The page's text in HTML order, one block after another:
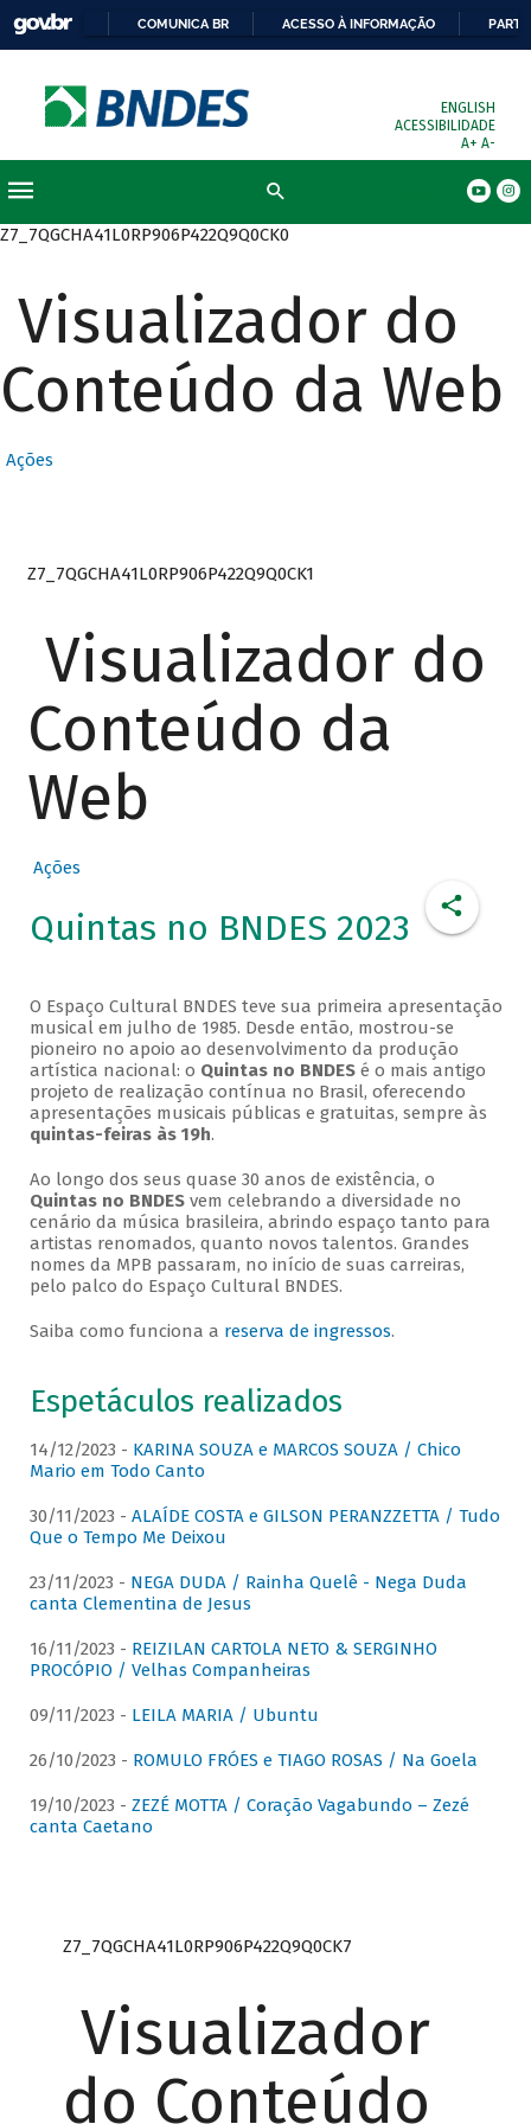
COMUNICA BR ACESSO À INFORMAÇÃO
ENGLISH
ACESSIBILIDADE
A+ A-
Z7_7QGCHA41L0RP906P422Q9Q0CK0
Visualizador do
Conteúdo da Web
Ações
Z7_7QGCHA41L0RP906P422Q9Q0CK1
Visualizador do
Conteúdo da
Web
Ações
Quintas no BNDES 2023
O Espaço Cultural BNDES teve sua primeira apresentação
musical em julho de 1985. Desde então, mostrou-se
pioneiro no apoio ao desenvolvimento da produção
artística nacional: o Quintas no BNDESé o mais antigo
projeto de realização contínua no Brasil, oferecendo
apresentações musicais públicas e gratuitas, sempre às
quintas-feiras às 19h.
Ao longo dos seus quase 30 anos de existência, o
Quintas no BNDESvem celebrando a diversidade no
cenário da música brasileira, abrindo espaço tanto para
artistas renomados, quanto novos talentos. Grandes
nomes da MPB passaram, no início de suas carreiras,
pelo palco do Espaço Cultural BNDES.
Saiba como funciona a reserva de ingressos.
Espetáculos realizados
14/12/2023 - KARINA SOUZA e MARCOS SOUZA / Chico
Mario em Todo Canto
30/11/2023 - ALAÍDE COSTA e GILSON PERANZZETTA / Tudo
Que o Tempo Me Deixou
23/11/2023 - NEGA DUDA / Rainha Quelê - Nega Duda
canta Clementina de Jesus
16/11/2023 - REIZILAN CARTOLA NETO & SERGINHO
PROCÓPIO / Velhas Companheiras
09/11/2023 - LEILA MARIA / Ubuntu
26/10/2023 - ROMULO FRÓES e TIAGO ROSAS / Na Goela
19/10/2023 - ZEZÉ MOTTA / Coração Vagabundo – Zezé
canta Caetano
Z7_7QGCHA41L0RP906P422Q9Q0CK7
Visualizador
do Conteúdo